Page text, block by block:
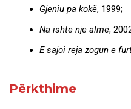
Gjeniu pa kokë, 1999;
Na ishte një almë,
E sajoi reja zogun e
Përkthime